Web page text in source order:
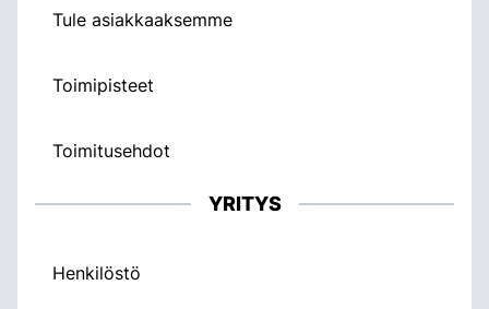
Tule asiakkaaksemme
Toimipisteet
Toimitusehdot
YRITYS
Henkilöstö